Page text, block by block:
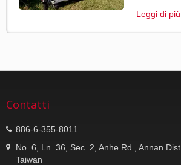
Leggi di più
Contatti
886-6-355-8011
No. 6, Ln. 36, Sec. 2, Anhe Rd., Annan
Taiwan